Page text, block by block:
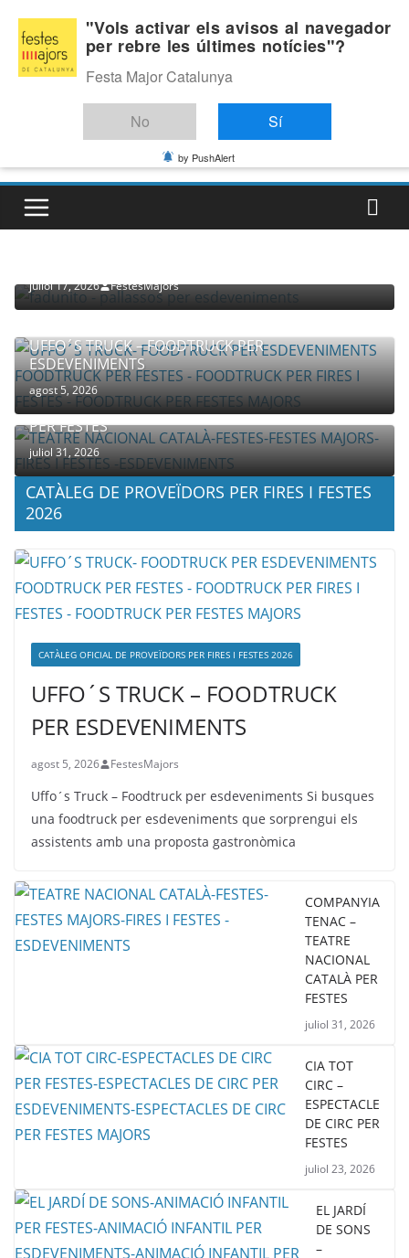
content
Dissabte, agost 8, 2026
Última:
juliol 17, 2026 FestesMajors
UFFO´S TRUCK – FOODTRUCK PER
ESDEVENIMENTS
agost 5, 2026
COMPANYIA TENAC – TEATRE NACIONAL CATALÀ
PER FESTES
juliol 31, 2026
CATÀLEG DE PROVEÏDORS PER FIRES I FESTES
2026
CATÀLEG OFICIAL DE PROVEÏDORS PER FIRES I FESTES 2026
UFFO´S TRUCK – FOODTRUCK
PER ESDEVENIMENTS
agost 5, 2026 FestesMajors
Uffo´s Truck – Foodtruck per esdeveniments Si busques
una foodtruck per esdeveniments que sorprengui els
assistents amb una proposta gastronòmica
COMPANYIA
TENAC –
TEATRE
NACIONAL
CATALÀ PER
FESTES
juliol 31, 2026
CIA TOT
CIRC –
ESPECTACLE
DE CIRC PER
FESTES
juliol 23, 2026
EL JARDÍ
DE SONS
–
"Vols activar els avisos al navegador
per rebre les últimes notícies"?
Festa Major Catalunya
No Sí
by PushAlert